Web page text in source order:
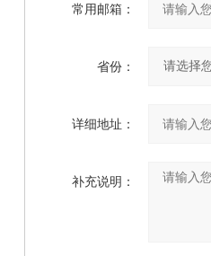
常用邮箱：
省份：
详细地址：
补充说明：